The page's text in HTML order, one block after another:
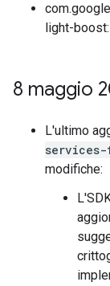
light-
8 maggio
L'ultimo
modifiche: